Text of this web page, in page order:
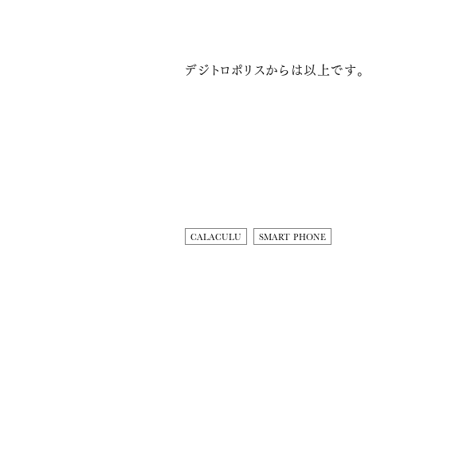
デジトロポリスからは以上です。
CALACULU SMART PHONE